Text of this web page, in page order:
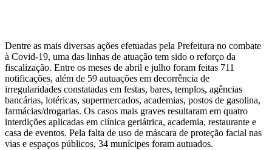
Dentre as mais diversas ações efetuadas pela Prefeitura no combate
à Covid-19, uma das linhas de atuação tem sido o reforço da
fiscalização. Entre os meses de abril e julho foram feitas 711
notificações, além de 59 autuações em decorrência de
irregularidades constatadas em festas, bares, templos, agências
bancárias, lotéricas, supermercados, academias, postos de gasolina,
farmácias/drogarias. Os casos mais graves resultaram em quatro
interdições aplicadas em clínica geriátrica, academia, restaurante e
casa de eventos. Pela falta de uso de máscara de proteção facial nas
vias e espaços públicos, 34 munícipes foram autuados.